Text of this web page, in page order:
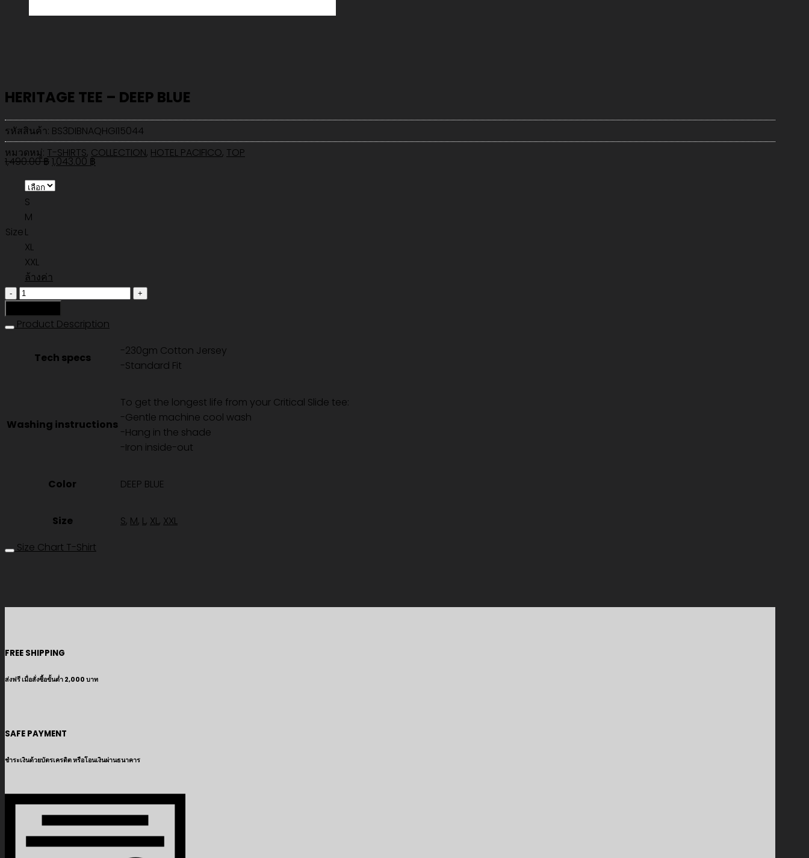
HERITAGE TEE – DEEP BLUE
รหัสสินค้า: BS3DIBNAQHGI15044
หมวดหมู่: T-SHIRTS, COLLECTION, HOTEL PACIFICO, TOP
1,490.00฿Original
was:
1,043.00 ฿Current
Size
S
M
L
XL
XXL
ล้างค่า
จำนวน
TEE
DEEP
Product Description
Tech specs
-230gm Cotton Jersey
-Standard Fit
Washing instructions
To get the longest life from your Critical Slide tee:
-Gentle machine cool wash
-Hang in the shade
-Iron inside-out
Color DEEP BLUE
Size S, M, L, XL, XXL
Size Chart T-Shirt
FREE SHIPPING
ส่งฟรี เมื่อสั่งซื้อขั้นต่ำ 2,000 บาท
SAFE PAYMENT
ชำระเงินด้วยบัตรเครดิต หรือโอนเงินผ่านธนาคาร